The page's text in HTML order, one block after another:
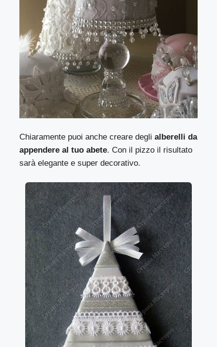
Chiaramente puoi anche creare deglialberelli da
appendere al tuo abete. Con il pizzo il risultato
sarà elegante e super decorativo.